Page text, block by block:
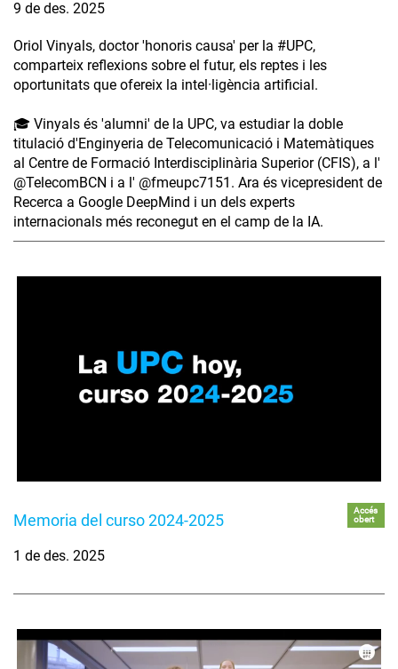
9 de des. 2025
Oriol Vinyals, doctor 'honoris causa' per la #UPC,
comparteix reflexions sobre el futur, els reptes i les
oportunitats que ofereix la intel·ligència artificial.
🎓 Vinyals és 'alumni' de la UPC, va estudiar la doble
titulació d'Enginyeria de Telecomunicació i Matemàtiques
al Centre de Formació Interdisciplinària Superior (CFIS), a l'
‪@TelecomBCN‬ i a l' ‪@fmeupc7151‬. Ara és vicepresident de
Recerca a Google DeepMind i un dels experts
internacionals més reconegut en el camp de la IA.
Memoria del curso 2024-2025
Accés
obert
1 de des. 2025